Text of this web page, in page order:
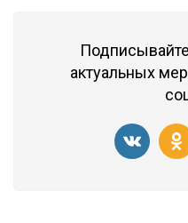
актуальных